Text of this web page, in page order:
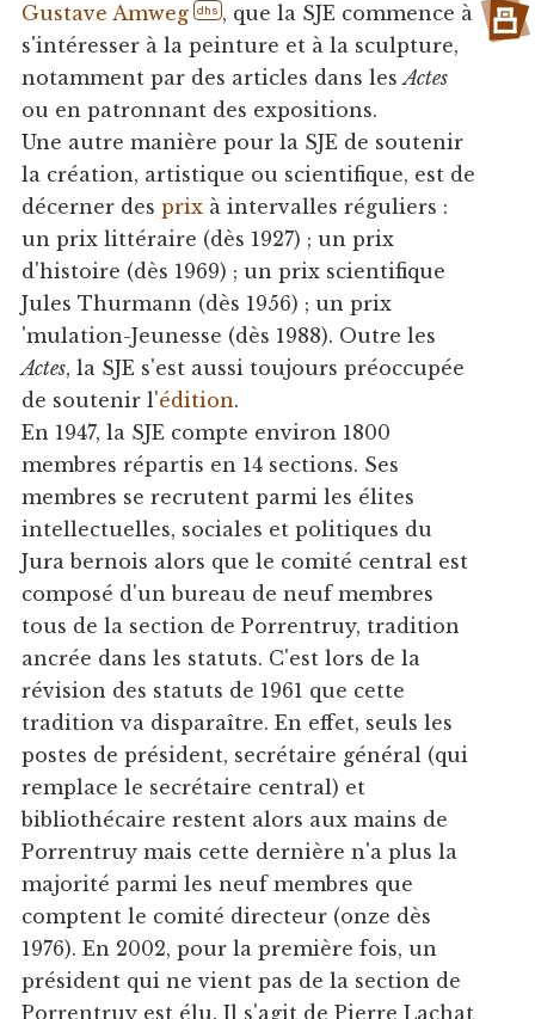
Gustave Amweg
dhs , que la SJE commence à
s'intéresser à la peinture et à la sculpture,
notamment par des articles dans lesActes
ou en patronnant des expositions.
Une autre manière pour la SJE de soutenir
la création, artistique ou scientifique, est de
décerner des prixà intervalles réguliers :
un prix littéraire (dès 1927) ; un prix
d'histoire (dès 1969) ; un prix scientifique
Jules Thurmann (dès 1956) ; un prix
'mulation-Jeunesse (dès 1988). Outre les
Actes, la SJE s'est aussi toujours préoccupée
de soutenir l'édition.
En 1947, la SJE compte environ 1800
membres répartis en 14 sections. Ses
membres se recrutent parmi les élites
intellectuelles, sociales et politiques du
Jura bernois alors que le comité central est
composé d'un bureau de neuf membres
tous de la section de Porrentruy, tradition
ancrée dans les statuts. C'est lors de la
révision des statuts de 1961 que cette
tradition va disparaître. En effet, seuls les
postes de président, secrétaire général (qui
remplace le secrétaire central) et
bibliothécaire restent alors aux mains de
Porrentruy mais cette dernière n'a plus la
majorité parmi les neuf membres que
comptent le comité directeur (onze dès
1976). En 2002, pour la première fois, un
président qui ne vient pas de la section de
Porrentruy est élu. Il s'agit de Pierre Lachat